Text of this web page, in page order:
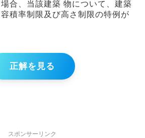
合、当該建築 物について、建築
積率制限及び高さ制限の特例が
正解を見る
スポンサーリンク